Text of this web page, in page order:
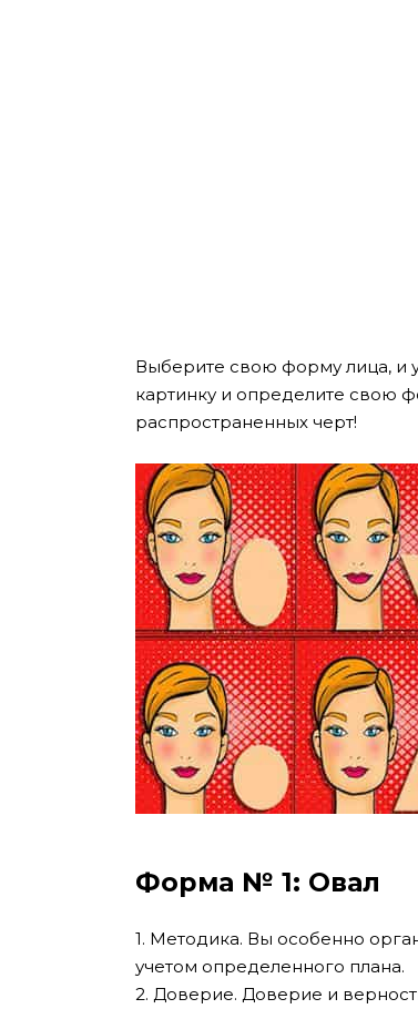
Выберите свою форму лица, и
картинку и определите свою
распространенных черт!
Форма № 1: Овал
1. Методика. Вы особенно
учетом определенного плана.
2. Доверие. Доверие и